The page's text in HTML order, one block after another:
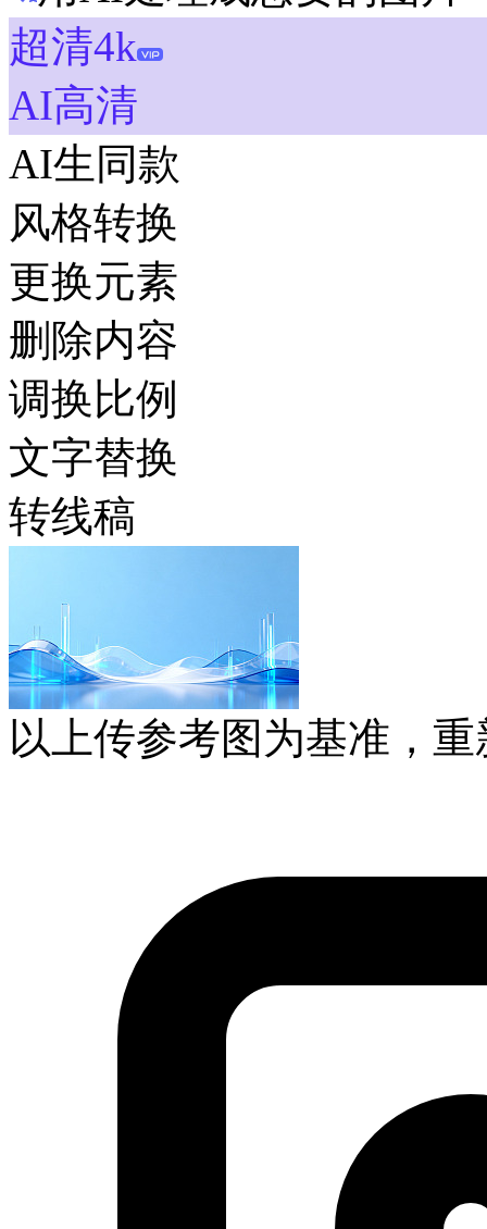
超清4k
AI高清
AI生同款
风格转换
更换元素
删除内容
调换比例
文字替换
转线稿
以上传参考图为基准，